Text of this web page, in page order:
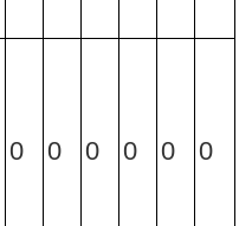
0 0 0 0 0 0